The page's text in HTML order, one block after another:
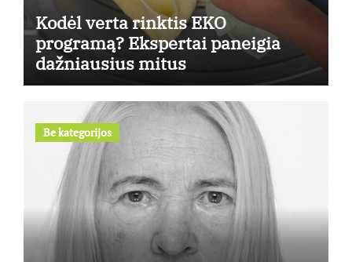
Kodėl verta rinktis EKO
programą? Ekspertai paneigia
dažniausius mitus
Be kategorijos